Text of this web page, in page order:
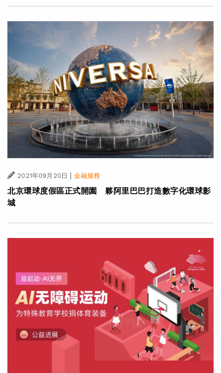
2021年09月20日 | 金融服務
北京環球度假區正式開園 夥阿里巴巴打造數字化環球影
城